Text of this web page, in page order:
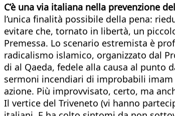
C’è una via italiana nella prevenzione
l’unica finalità possibile della pena:
evitare che, tornato in libertà, un
Premessa. Lo scenario estremista è
radicalismo islamico, organizzato dal
di al Qaeda, fedele alla causa al punto
sermoni incendiari di improbabili
azione. Più improvvisato, certo, ma
Il vertice del Triveneto (vi hanno